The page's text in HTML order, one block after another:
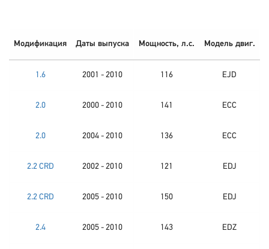
Модификация Даты выпуска Мощность, л.с. Модель двиг.
1.6 2001 - 2010 116 EJD
2.0 2000 - 2010 141 ECC
2.0 2004 - 2010 136 ECC
2.2 CRD 2002 - 2010 121 EDJ
2.2 CRD 2005 - 2010 150 EDJ
2.4 2005 - 2010 143 EDZ